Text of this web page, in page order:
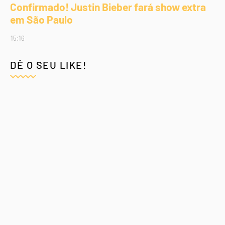
Confirmado! Justin Bieber fará show extra
em São Paulo
15:16
DÊ O SEU LIKE!